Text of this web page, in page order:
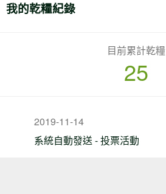
我的乾糧紀錄
目前累計乾糧
25
2019-11-14
系統自動發送 - 投票活動